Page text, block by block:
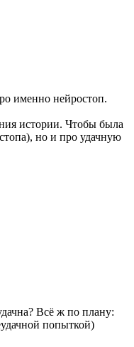
именно нейростоп.
истории. Чтобы была
но и про удачную
Всё ж по плану:
попыткой)